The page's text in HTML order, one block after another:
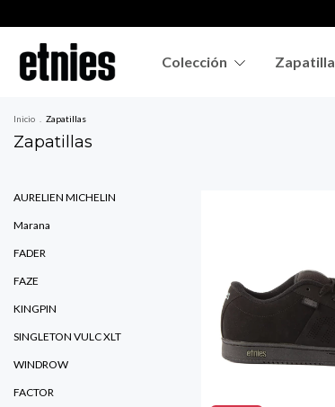
💳
Colección
Inicio Zapatillas
Zapatillas
AURELIEN MICHELIN
Marana
FADER
FAZE
KINGPIN
SINGLETON VULC XLT
WINDROW
FACTOR